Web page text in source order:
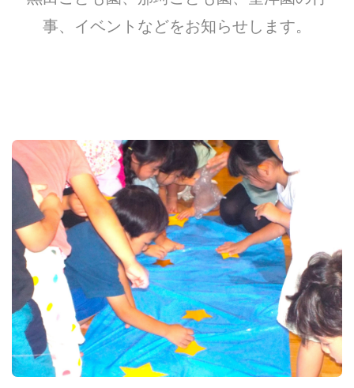
事、イベントなどをお知らせします。